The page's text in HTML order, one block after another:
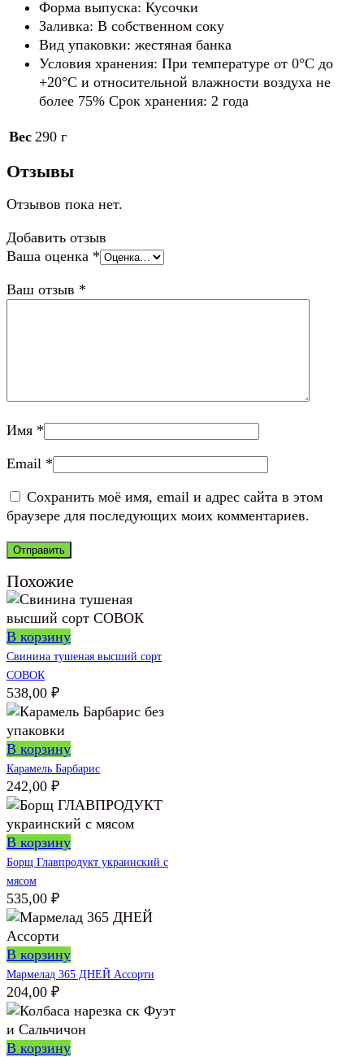
Форма выпуска: Кусочки
Заливка: В собственном соку
Вид упаковки: жестяная банка
Условия хранения: При температуре от 0°С до
+20°С и относительной влажности воздуха не
более 75% Срок хранения: 2 года
Вес 290 г
Отзывы
Отзывов пока нет.
Добавить отзыв
Ваша оценка *
Ваш отзыв *
Имя *
Email *
Сохранить моё имя, email и адрес сайта в этом
браузере для последующих моих комментариев.
Похожие
В корзину
Свинина тушеная высший сорт
СОВОК
538,00 ₽
В корзину
Карамель Барбарис
242,00 ₽
В корзину
Борщ Главпродукт украинский с
мясом
535,00 ₽
В корзину
Мармелад 365 ДНЕЙ Ассорти
204,00 ₽
В корзину